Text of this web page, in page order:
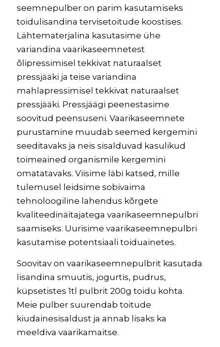
seemnepulber on parim kasutamiseks
toidulisandina tervisetoitude koostises.
Lähtematerjalina kasutasime ühe
variandina vaarikaseemnetest
õlipressimisel tekkivat naturaalset
pressjääki ja teise variandina
mahlapressimisel tekkivat naturaalset
pressjääki. Pressjäägi peenestasime
soovitud peensuseni. Vaarikaseemnete
purustamine muudab seemed kergemini
seeditavaks ja neis sisalduvad kasulikud
toimeained organismile kergemini
omatatavaks. Viisime läbi katsed, mille
tulemusel leidsime sobivaima
tehnoloogiline lahendus kõrgete
kvaliteedinäitajatega vaarikaseemnepulbri
saamiseks. Uurisime vaarikaseemnepulbri
kasutamise potentsiaali toiduainetes.
Soovitav on vaarikaseemnepulbrit kasutada
lisandina smuutis, jogurtis, pudrus,
küpsetistes 1tl pulbrit 200g toidu kohta.
Meie pulber suurendab toitude
kiudainesisaldust ja annab lisaks ka
meeldiva vaarikamaitse.